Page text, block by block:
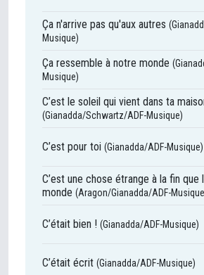
Ça n'arrive pas qu'aux autres
Musique)
Ça ressemble à notre monde
Musique)
C’est le soleil qui vient dans ta
(Gianadda/Schwartz/ADF-Musique)
C’est pour toi (Gianadda/ADF-Musique)
C’est une chose étrange à la fin que
monde (Aragon/Gianadda/ADF-
C’était bien ! (Gianadda/ADF-Musique)
C’était écrit (Gianadda/ADF-Musique)